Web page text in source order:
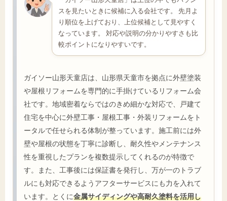
スを見たいときに候補に入る会社です。 先月よ
り順位を上げており、上位候補として見やすく
なっています。 対応や説明の分かりやすさも比
較ポイントになりやすいです。
ガイソー山形天童店は、山形県天童市を拠点に外壁塗装
や屋根リフォームを専門的に手掛けているリフォーム会
社です。地域密着ならではのきめ細かな対応で、戸建て
住宅を中心に外壁工事・屋根工事・外装リフォームをト
ータルで任せられる体制が整っています。施工前には外
壁や屋根の状態を丁寧に診断し、耐久性やメンテナンス
性を重視したプランを複数提示してくれるのが特徴で
す。また、工事後には保証書を発行し、万が一のトラブ
ルにも対応できるようアフターサービスにも力を入れて
います。とくに金属サイディングや高耐久塗料を活用し